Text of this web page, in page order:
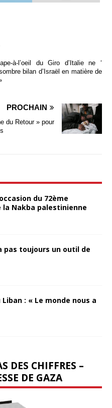
à-l’oeil du Giro d’Italie ne ‘
bilan d’Israël en matière de
PROCHAIN
du Retour » pour
du 72ème
la Nakba palestinienne
pas toujours un outil de
: « Le monde nous a
DES CHIFFRES –
DE GAZA